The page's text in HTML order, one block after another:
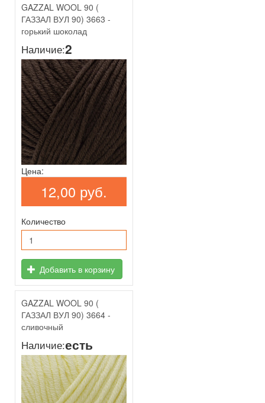
GAZZAL WOOL 90 (
ГАЗЗАЛ ВУЛ 90) 3663 -
горький шоколад
Наличие:2
Цена:
12,00 руб.
Количество
Добавить в корзину
GAZZAL WOOL 90 (
ГАЗЗАЛ ВУЛ 90) 3664 -
сливочный
Наличие:есть